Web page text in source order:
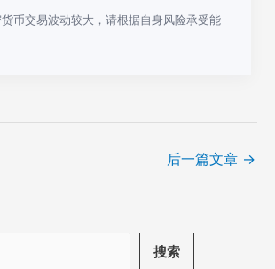
币交易波动较大，请根据自身风险承受能
后一篇文章 →
搜索